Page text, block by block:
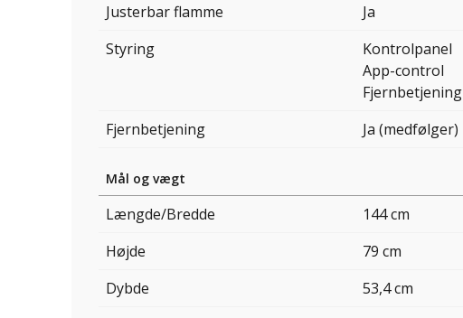
Justerbar flamme
Ja
Styring
Kontrolpanel
App-control
Fjernbetjening
Fjernbetjening
Ja (medfølger)
Mål og vægt
Længde/Bredde
144 cm
Højde
79 cm
Dybde
53,4 cm